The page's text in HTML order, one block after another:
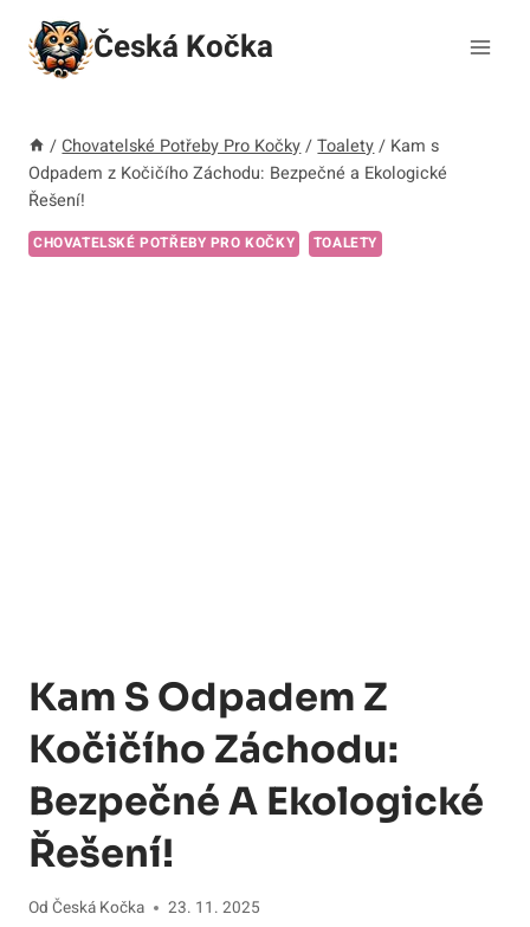
Přeskočit
obsah
Česká Kočka
/ Chovatelské Potřeby Pro Kočky / Toalety / Kam s
Odpadem z Kočičího Záchodu: Bezpečné a Ekologické
Řešení!
CHOVATELSKÉ POTŘEBY PRO KOČKY TOALETY
Kam S Odpadem Z
Kočičího Záchodu:
Bezpečné A Ekologické
Řešení!
Od Česká Kočka 23. 11. 2025